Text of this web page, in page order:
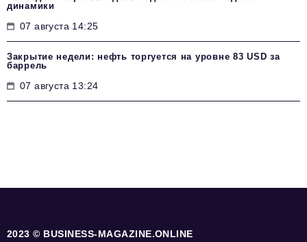
динамики
07 августа 14:25
Закрытие недели: нефть торгуется на уровне 83 USD за
баррель
07 августа 13:24
2023 © BUSINESS-MAGAZINE.ONLINE